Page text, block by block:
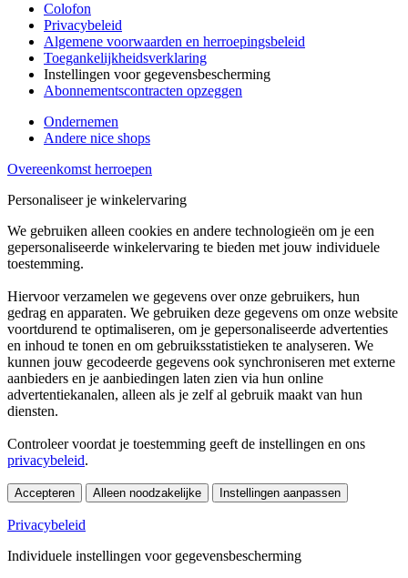
Colofon
Privacybeleid
Algemene voorwaarden en herroepingsbeleid
Toegankelijkheidsverklaring
Instellingen voor gegevensbescherming
Abonnementscontracten opzeggen
Ondernemen
Andere nice shops
Overeenkomst herroepen
Personaliseer je winkelervaring
We gebruiken alleen cookies en andere technologieën om je een
gepersonaliseerde winkelervaring te bieden met jouw individuele
toestemming.
Hiervoor verzamelen we gegevens over onze gebruikers, hun
gedrag en apparaten. We gebruiken deze gegevens om onze website
voortdurend te optimaliseren, om je gepersonaliseerde advertenties
en inhoud te tonen en om gebruiksstatistieken te analyseren. We
kunnen jouw gecodeerde gegevens ook synchroniseren met externe
aanbieders en je aanbiedingen laten zien via hun online
advertentiekanalen, alleen als je zelf al gebruik maakt van hun
diensten.
Controleer voordat je toestemming geeft de instellingen en ons
privacybeleid.
Accepteren Alleen noodzakelijke Instellingen aanpassen
Privacybeleid
Individuele instellingen voor gegevensbescherming